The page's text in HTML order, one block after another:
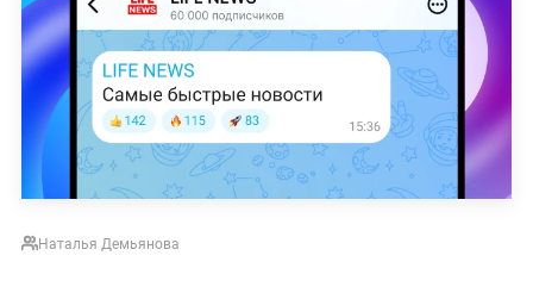
Наталья Демьянова